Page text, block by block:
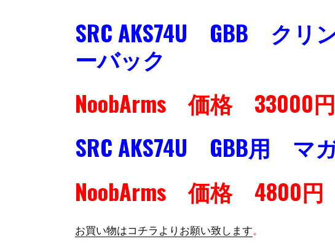
SRC AKS74U GBB ク
ーバック
NoobArms 価格 33000円
SRC AKS74U GBB用 マ
NoobArms 価格 4800円
お買い物はコチラよりお願い致します。